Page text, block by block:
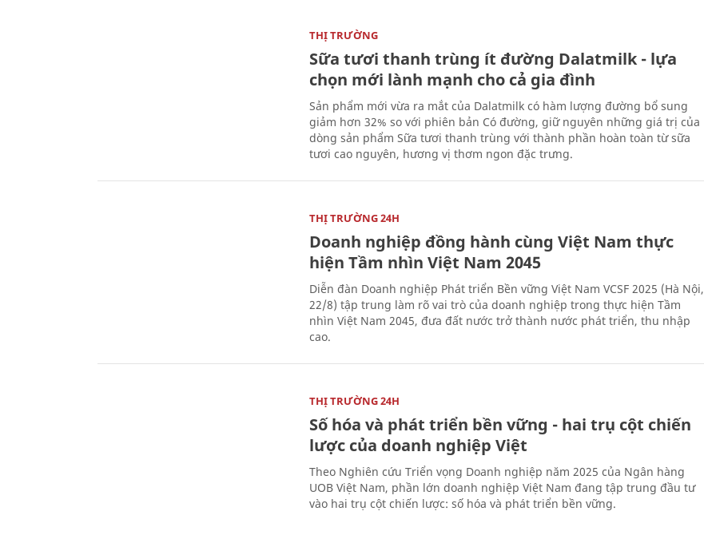
THỊ TRƯỜNG
Sữa tươi thanh trùng ít đường Dalatmilk - lựa
chọn mới lành mạnh cho cả gia đình
Sản phẩm mới vừa ra mắt của Dalatmilk có hàm lượng đường bổ sung
giảm hơn 32% so với phiên bản Có đường, giữ nguyên những giá trị của
dòng sản phẩm Sữa tươi thanh trùng với thành phần hoàn toàn từ sữa
tươi cao nguyên, hương vị thơm ngon đặc trưng.
THỊ TRƯỜNG 24H
Doanh nghiệp đồng hành cùng Việt Nam thực
hiện Tầm nhìn Việt Nam 2045
Diễn đàn Doanh nghiệp Phát triển Bền vững Việt Nam VCSF 2025 (Hà Nội,
22/8) tập trung làm rõ vai trò của doanh nghiệp trong thực hiện Tầm
nhìn Việt Nam 2045, đưa đất nước trở thành nước phát triển, thu nhập
cao.
THỊ TRƯỜNG 24H
Số hóa và phát triển bền vững - hai trụ cột chiến
lược của doanh nghiệp Việt
Theo Nghiên cứu Triển vọng Doanh nghiệp năm 2025 của Ngân hàng
UOB Việt Nam, phần lớn doanh nghiệp Việt Nam đang tập trung đầu tư
vào hai trụ cột chiến lược: số hóa và phát triển bền vững.